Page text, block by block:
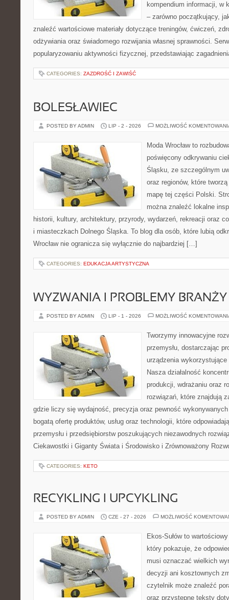
kompendium informacji, w
– zarówno początkujący,
znaleźć wartościowe materiały dotyczące treningów, ćwiczeń,
odżywiania oraz świadomego rozwijania własnej sprawności.
popularyzowaniu aktywności fizycznej, przedstawiając
CATEGORIES: ZAZDROŚĆ I ZAWIŚĆ
BOLESŁAWIEC
POSTED BY ADMIN LIP - 2 - 2026 MOŻLIWOŚĆ
Moda Wrocław to
poświęcony odkrywaniu
Śląsku, ze szczególnym
oraz regionów, które
mapę tej części Polski.
można znaleźć lokalne
historii, kultury, architektury, przyrody, wydarzeń, rekreacji oraz
i miasteczkach Dolnego Śląska. To blog dla osób, które lubią
Wrocław nie ogranicza się wyłącznie do najbardziej […]
CATEGORIES: EDUKACJA ARTYSTYCZNA
WYZWANIA I PROBLEMY BRANŻY
POSTED BY ADMIN LIP - 1 - 2026 MOŻLIWOŚĆ
Tworzymy innowacyjne
przemysłu, dostarczając
urządzenia
Nasza działalność
produkcji, wdrażaniu oraz
rozwiązań, które znajdują
gdzie liczy się wydajność, precyzja oraz pewność
bogatą ofertę produktów, usług oraz technologii, które
przemysłu i przedsiębiorstw poszukujących niezawodnych
Ciekawostki i Giganty Świata i Środowisko i Zrównoważony
CATEGORIES: KETO
RECYKLING I UPCYKLING
POSTED BY ADMIN CZE - 27 - 2026 MOŻLIWOŚĆ
Ekos-Sułów to
który pokazuje, że
musi oznaczać wielkich
decyzji ani kosztownych
czytelnik może znaleźć
oraz przystępne teksty